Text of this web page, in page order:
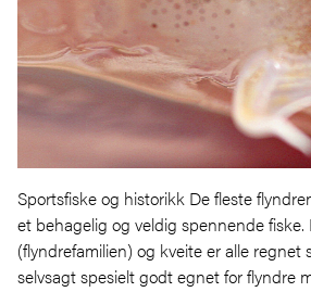
Sportsfiske og historikk De fleste
et behagelig og veldig spennende
(flyndrefamilien) og kveite er alle
selvsagt spesielt godt egnet for flyndre